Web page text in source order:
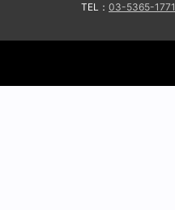
TEL： 03-5365-1771